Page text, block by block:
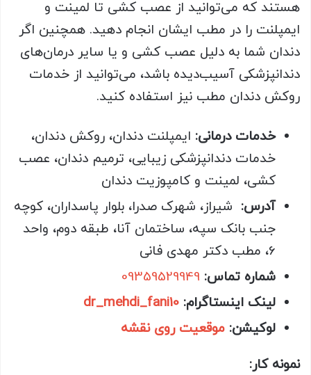
هستند که می‌توانید از عصب کشی تا لمینت و
ایمپلنت را در مطب ایشان انجام دهید. همچنین اگر
دندان شما به دلیل عصب کشی و یا سایر درمان‌های
دندانپزشکی آسیب‌دیده باشد، می‌توانید از خدمات
روکش دندان مطب نیز استفاده کنید.
خدمات درمانی: ایمپلنت دندان، روکش دندان،
خدمات دندانپزشکی زیبایی، ترمیم دندان، عصب
کشی، لمینت و کامپوزیت دندان
آدرس: شیراز، شهرک صدرا، بلوار پاسداران، کوچه
جنب بانک سپه، ساختمان آنا، طبقه دوم، واحد
6، مطب دکتر مهدی فانی
شماره تماس: 09359529949
لینک اینستاگرام: dr_mehdi_fani10
لوکیشن: موقعیت روی نقشه
نمونه کار: